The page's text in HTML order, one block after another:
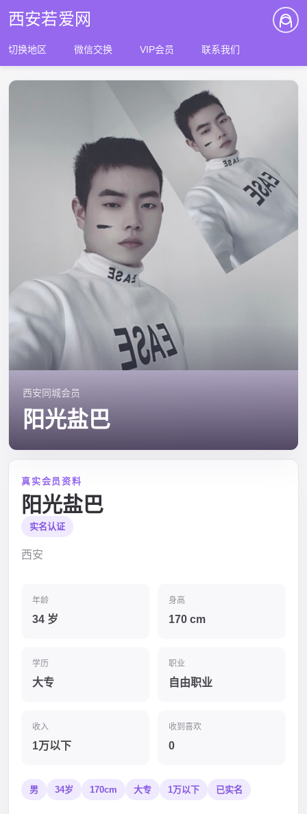
西安若爱网
切换地区 微信交换 VIP会员 联系我们
西安同城会员
阳光盐巴
真实会员资料
阳光盐巴
实名认证
西安
年龄
34 岁
身高
170 cm
学历
大专
职业
自由职业
收入
1万以下
收到喜欢
0
男 34岁 170cm 大专 1万以下 已实名